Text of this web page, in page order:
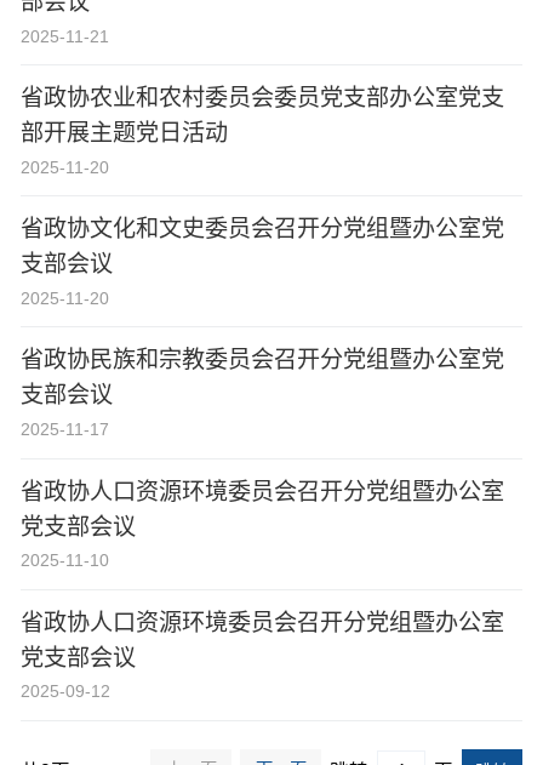
2025-11-21
省政协农业和农村委员会委员党支部办公室党支
部开展主题党日活动
2025-11-20
省政协文化和文史委员会召开分党组暨办公室党
支部会议
2025-11-20
省政协民族和宗教委员会召开分党组暨办公室党
支部会议
2025-11-17
省政协人口资源环境委员会召开分党组暨办公室
党支部会议
2025-11-10
省政协人口资源环境委员会召开分党组暨办公室
党支部会议
2025-09-12